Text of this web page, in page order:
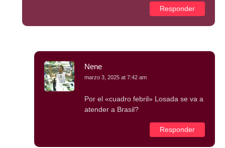
Responder
Nene
marzo 3, 2025 at 7:42 am
Por el «cuadro febril» Losada se va a
atender a Brasil?
Responder